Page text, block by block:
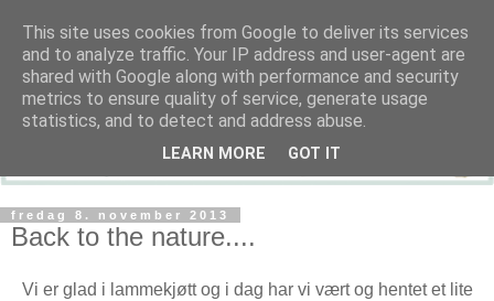
fredag 8. november 2013
Back to the nature....
Vi er glad i lammekjøtt og i dag har vi vært og hentet et lite
This site uses cookies from Google to deliver its services
and to analyze traffic. Your IP address and user-agent are
shared with Google along with performance and security
metrics to ensure quality of service, generate usage
statistics, and to detect and address abuse.
LEARN MORE GOT IT